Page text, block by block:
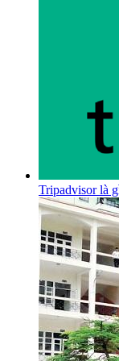
Tripadvisor là